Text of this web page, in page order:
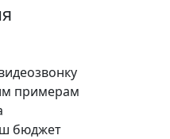
примерам
бюджет